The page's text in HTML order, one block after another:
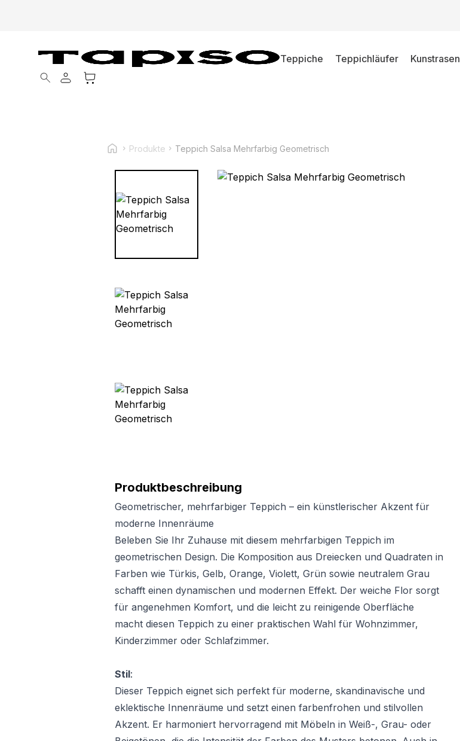
Teppiche Teppichläufer Kunstrasen
Products search
Produkte Teppich Salsa Mehrfarbig Geometrisch
Produktbeschreibung
Geometrischer, mehrfarbiger Teppich – ein künstlerischer Akzent für
moderne Innenräume
Beleben Sie Ihr Zuhause mit diesem mehrfarbigen Teppich im
geometrischen Design. Die Komposition aus Dreiecken und Quadraten in
Farben wie Türkis, Gelb, Orange, Violett, Grün sowie neutralem Grau
schafft einen dynamischen und modernen Effekt. Der weiche Flor sorgt
für angenehmen Komfort, und die leicht zu reinigende Oberfläche
macht diesen Teppich zu einer praktischen Wahl für Wohnzimmer,
Kinderzimmer oder Schlafzimmer.
Stil:
Dieser Teppich eignet sich perfekt für moderne, skandinavische und
eklektische Innenräume und setzt einen farbenfrohen und stilvollen
Akzent. Er harmoniert hervorragend mit Möbeln in Weiß-, Grau- oder